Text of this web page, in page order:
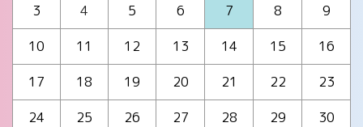
3
4 5 6 7 8
9
10
11 12 13 14 15
16
17
18 19 20 21 22
23
24
25 26 27 28 29
30